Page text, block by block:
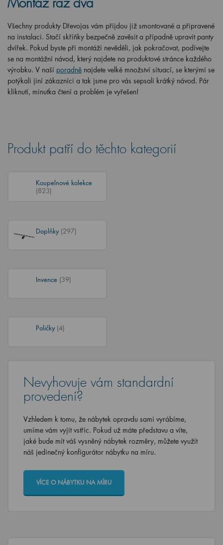
Všechny produkty Dřevojas vám přijdou již smontované a připravené
na instalaci. Stačí skříňky bezpečně zavěsit a případně upravit panty
dvířek. Pokud byste při montáži nevěděli, jak pokračovat, podívejte
se na montážní návod, který najdete na produktové stránce každého
výrobku. V naší poradně najdete velké množství situací, se kterými se
potýkali jiní zákazníci a tak jsme pro vás sepsali krátký návod. Pár
kliknutí, minutka čtení a problém je vyřešen!
Produkt patří do těchto kategorií
Koupelnové kolekce
(823)
Doplňky (297)
Invence (39)
Poličky (4)
Nevyhovuje vám standardní
provedení?
Vzhledem k tomu, že nábytek opravdu sami vyrábíme,
umíme vám vyjít vstříc. Pokud už máte představu a víte,
jaké bude mít váš vysněný nábytek rozměry, můžete využít
náš jedinečný konfigurátor nábytku na míru.
VÍCE O NÁBYTKU NA MÍRU